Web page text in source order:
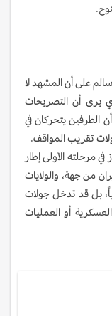
على أن المشهد لا
يرى أن التصريحات
الطرفين يتحركان في
تقريب المواقف.
مرحلته الأولى إطار
من جهة، والولايات
بل قد تدخل جولات
أو العمليات